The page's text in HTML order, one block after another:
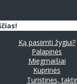
Ką pasiimti žygiui?
Palapinės
Miegmaišiai
Kuprinės
Turistinės,